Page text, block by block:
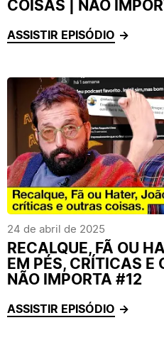
COISAS | NÃO
ASSISTIR EPISÓDIO
24 de abril de 2025
RECALQUE, FÃ OU
EM PÉS, CRÍTICAS E
NÃO IMPORTA #12
ASSISTIR EPISÓDIO